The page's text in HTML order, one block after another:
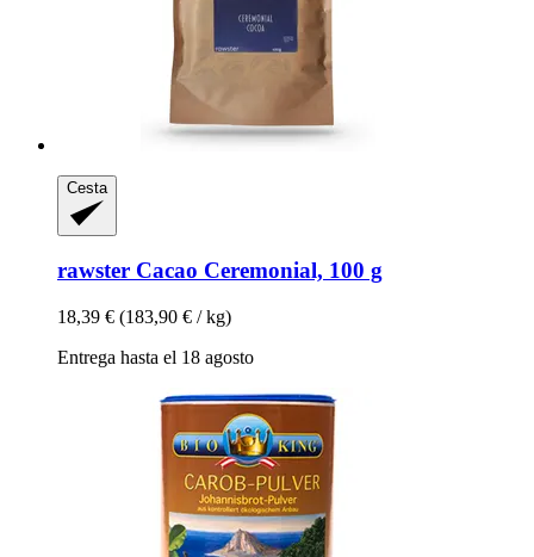
Cesta
rawster Cacao Ceremonial, 100 g
18,39 € (183,90 € / kg)
Entrega hasta el 18 agosto